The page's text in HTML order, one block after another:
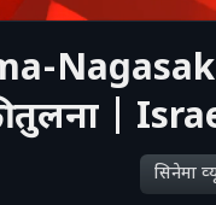
तुलना |
सिनेमा